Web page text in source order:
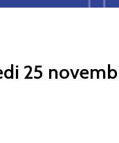
25